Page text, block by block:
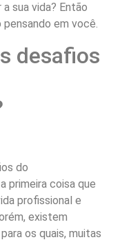
sua vida? Então
em você.
desafios
do
primeira coisa que
profissional e
existem
os quais, muitas